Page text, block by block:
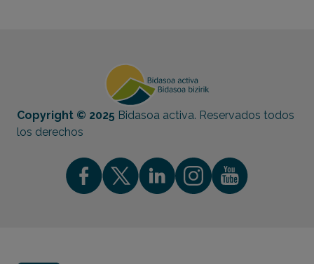
Copyright © 2025 Bidasoa activa. Reservados todos
los derechos